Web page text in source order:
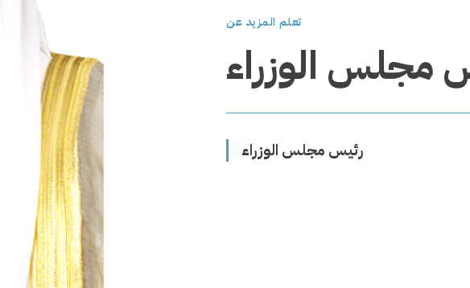
تعلم المزيد عن
مجلس الوزراء
رئيس مجلس الوزراء